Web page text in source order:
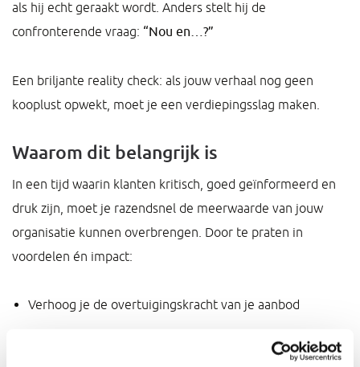
als hij echt geraakt wordt. Anders stelt hij de
confronterende vraag: “Nou en…?”
Een briljante reality check: als jouw verhaal nog geen
kooplust opwekt, moet je een verdiepingsslag maken.
Waarom dit belangrijk is
In een tijd waarin klanten kritisch, goed geïnformeerd en
druk zijn, moet je razendsnel de meerwaarde van jouw
organisatie kunnen overbrengen. Door te praten in
voordelen én impact:
Verhoog je de overtuigingskracht van je aanbod